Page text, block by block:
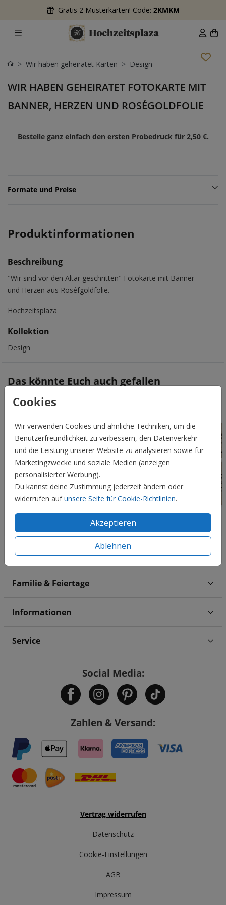
Gratis 2 Musterkarten! Code: 2KMKM
Cookies
Wir verwenden Cookies und ähnliche Techniken, um die
Benutzerfreundlichkeit zu verbessern, den Datenverkehr
und die Leistung unserer Website zu analysieren sowie für
Marketingzwecke und soziale Medien (anzeigen
personalisierter Werbung).
Du kannst deine Zustimmung jederzeit ändern oder
widerrufen aufunsere Seite für Cookie-Richtlinien.
Akzeptieren
Ablehnen
Wir haben geheiratet Karten Design
WIR HABEN GEHEIRATET FOTOKARTE MIT
BANNER, HERZEN UND ROSÉGOLDFOLIE
Bestelle ganz einfach den ersten Probedruck für 2,50 €.
Formate und Preise
Produktinformationen
Beschreibung
"Wir sind vor den Altar geschritten" Fotokarte mit Banner
und Herzen aus Roséfgoldfolie.
Hochzeitsplaza
Kollektion
Design
Das könnte Euch auch gefallen
Hochzeit
Familie & Feiertage
Informationen
Service
Social Media:
Zahlen & Versand:
Vertrag widerrufen
Datenschutz
Cookie-Einstellungen
AGB
Impressum